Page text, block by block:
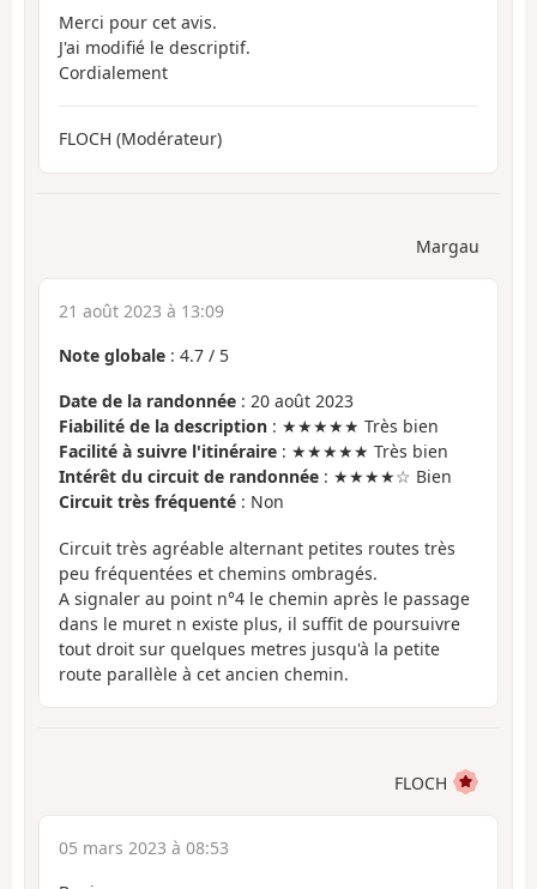
Merci pour cet avis.
J'ai modifié le descriptif.
Cordialement
FLOCH (Modérateur)
Margau
21 août 2023 à 13:09
Note globale : 4.7 / 5
Date de la randonnée : 20 août 2023
Fiabilité de la description : ★★★★★ Très bien
Facilité à suivre l'itinéraire : ★★★★★ Très bien
Intérêt du circuit de randonnée : ★★★★☆ Bien
Circuit très fréquenté : Non
Circuit très agréable alternant petites routes très
peu fréquentées et chemins ombragés.
A signaler au point n°4 le chemin après le passage
dans le muret n existe plus, il suffit de poursuivre
tout droit sur quelques metres jusqu'à la petite
route parallèle à cet ancien chemin.
FLOCH
05 mars 2023 à 08:53